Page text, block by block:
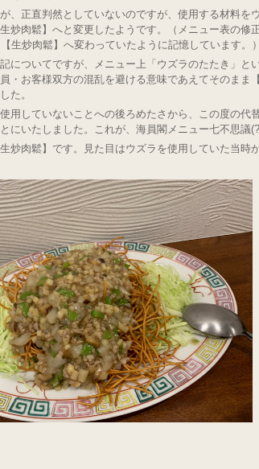
、正直判然としていないのですが、使用する材料を
炒肉鬆】へと変更したようです。（メニュー表の修
生炒肉鬆】へ変わっていたように記憶しています。）
についてですが、メニュー上「ウズラのたたき」と
・お客様双方の混乱を避ける意味であえてそのまま
た。
用していないことへの後ろめたさから、この度の
にいたしました。これが、海員閣メニュー七不思議
炒肉鬆】です。見た目はウズラを使用していた当時